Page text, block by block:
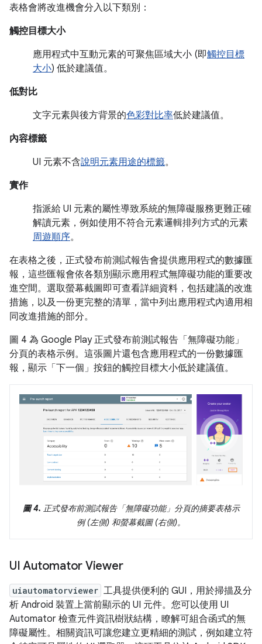
表格會將改進機會分入以下類別：
觸控目標大小
應用程式中互動元素的可聚焦區域大小 (即觸控目標
大小) 低於建議值。
低對比
文字元素與後方背景的色彩對比率低於建議值。
內容標籤
UI 元素不含說明元素用途的標籤。
實作
指派給 UI 元素的屬性導致系統的無障礙服務更難正確
解讀元素，例如使用不符合元素邏輯排列方式的元素
周遊順序。
在表格之後，正式發布前測試報告會提供應用程式的數據匯
報，這些匯報會依各類別顯示應用程式無障礙功能的重要改
進空間。選取螢幕截圖即可查看詳細資料，包括建議的改進
措施，以及一份更完整的清單，當中列出應用程式內適用相
同改進措施的部分。
圖 4 為 Google Play 正式發布前測試報告「無障礙功能」
分頁的表格示例。這張圖片還包含應用程式的一份數據匯
報，顯示「下一個」 按鈕的觸控目標大小低於建議值。
圖 4. 正式發布前測試報告「無障礙功能」 分頁的摘要表格示
例 (左側) 和螢幕截圖 (右側)。
UI Automator Viewer
uiautomatorviewer 工具提供便利的 GUI，用於掃描及分
析 Android 裝置上當前顯示的 UI 元件。您可以使用 UI
Automator 檢查元件資訊樹狀結構，瞭解可組合函式的無
障礙屬性。相關資訊可讓您建立更精細的測試，例如建立符